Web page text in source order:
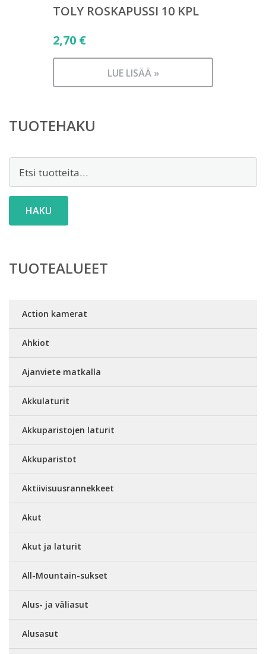
TOLY ROSKAPUSSI 10 KPL
2,70 €
LUE LISÄÄ »
TUOTEHAKU
HAKU
TUOTEALUEET
Action kamerat
Ahkiot
Ajanviete matkalla
Akkulaturit
Akkuparistojen laturit
Akkuparistot
Aktiivisuusrannekkeet
Akut
Akut ja laturit
All-Mountain-sukset
Alus- ja väliasut
Alusasut